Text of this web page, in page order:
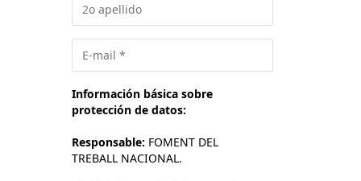
Información básica sobre
protección de datos:
Responsable: FOMENT DEL
TREBALL NACIONAL.